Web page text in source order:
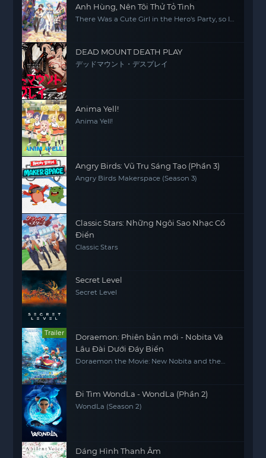
Anh Hùng, Nên Tôi Thử Tỏ Tình
There Was a Cute Girl in the Hero's Party, so I
DEAD MOUNT DEATH PLAY
デッドマウント・デスプレイ
Anima Yell!
Anima Yell!
Angry Birds: Vũ Trụ Sáng Tạo (Phần 3)
Angry Birds Makerspace (Season 3)
Classic Stars: Những Ngôi Sao Nhạc Cổ
Điển
Classic Stars
Secret Level
Secret Level
Trailer
Doraemon: Phiên bản mới - Nobita Và
Lâu Đài Dưới Đáy Biển
Doraemon the Movie: New Nobita and the
Đi Tìm WondLa - WondLa (Phần 2)
WondLa (Season 2)
Dáng Hình Thanh Âm